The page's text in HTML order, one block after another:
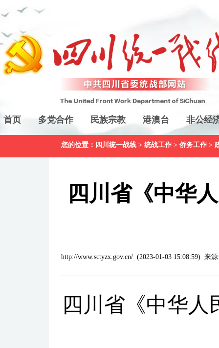
首页 多党合作 民族宗教 港澳台 非公经
您的位置： 四川统一战线 > 统战工作 > 侨务工作 >
四川省《中华
http://www.sctyzx.gov.cn/ (2023-01-03 15:08:59) 来
四川省《中华